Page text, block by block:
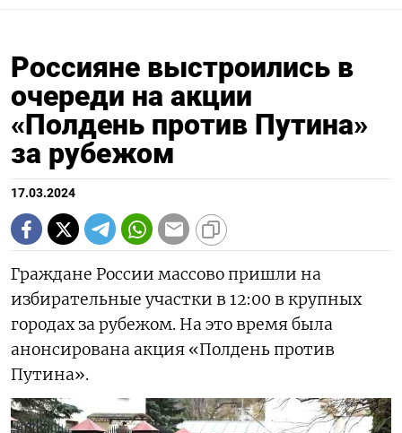
Россияне выстроились в
очереди на акции
«Полдень против Путина»
за рубежом
17.03.2024
Граждане России массово пришли на
избирательные участки в 12:00 в крупных
городах за рубежом. На это время была
анонсирована акция «Полдень против
Путина».